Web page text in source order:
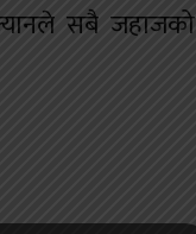
सबै जहाजको